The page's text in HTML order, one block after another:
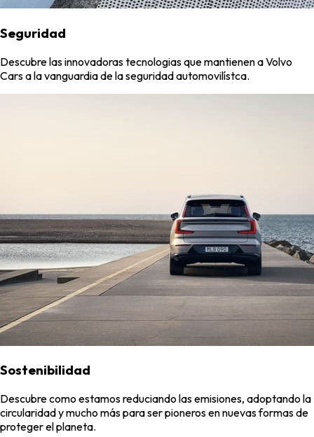
Seguridad
Descubre las innovadoras tecnologias que mantienen a Volvo
Cars a la vanguardia de la seguridad automovilístca.
Sostenibilidad
Descubre como estamos reduciando las emisiones, adoptando la
circularidad y mucho más para ser pioneros en nuevas formas de
proteger el planeta.